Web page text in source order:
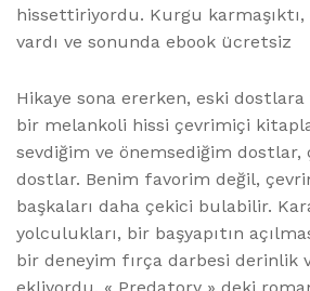
hissettiriyordu. Kurgu
vardı ve sonunda ebook ücretsiz
Hikaye sona ererken, eski dostlara
bir melankoli hissi çevrimiçi
sevdiğim ve önemsediğim dostlar,
dostlar. Benim favorim değil,
başkaları daha çekici bulabilir.
yolculukları, bir başyapıtın
bir deneyim fırça darbesi derinlik